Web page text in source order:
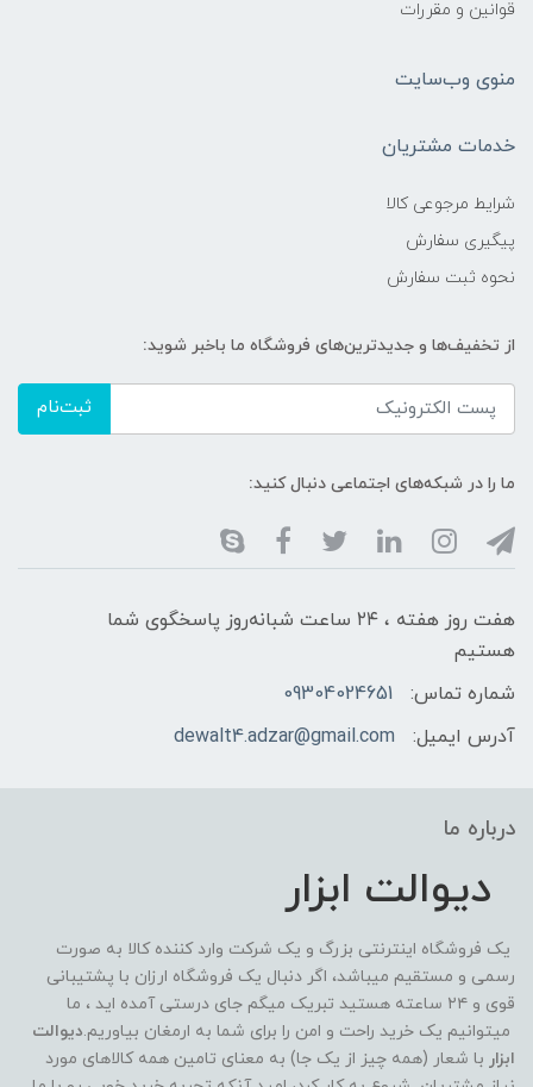
قوانین و مقررات
منوی وب‌سایت
خدمات مشتریان
شرایط مرجوعی کالا
پیگیری سفارش
نحوه ثبت سفارش
از تخفیف‌ها و جدیدترین‌های فروشگاه ما باخبر شوید:
ثبت‌نام
ما را در شبکه‌های اجتماعی دنبال کنید:
هفت روز هفته ، ۲۴ ساعت شبانه‌روز پاسخگوی شما
هستیم
شماره تماس:
09304024651
آدرس ایمیل:
dewalt4.adzar@gmail.com
درباره ما
دیوالت ابزار
یک فروشگاه اینترنتی بزرگ و یک شرکت وارد کننده کالا به صورت
رسمی و مستقیم میباشد، اگر دنبال یک فروشگاه ارزان با پشتیبانی
قوی و ۲۴ ساعته هستید تبریک میگم جای درستی آمده اید ، ما
میتوانیم یک خرید راحت و امن را برای شما به ارمغان بیاوریم.دیوالت
ابزار با شعار (همه چیز از یک جا) به معنای تامین همه کالاهای مورد